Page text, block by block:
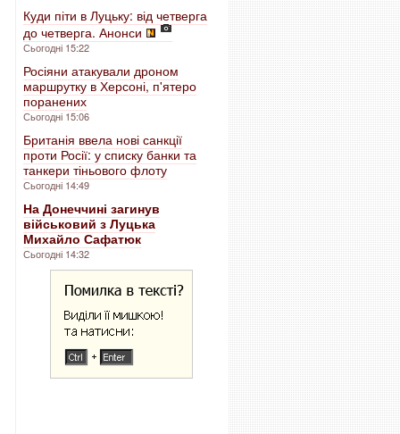
Куди піти в Луцьку: від четверга
до четверга. Анонси
Сьогодні 15:22
Росіяни атакували дроном
маршрутку в Херсоні, п'ятеро
поранених
Сьогодні 15:06
Британія ввела нові санкції
проти Росії: у списку банки та
танкери тіньового флоту
Сьогодні 14:49
На Донеччині загинув
військовий з Луцька
Михайло Сафатюк
Сьогодні 14:32